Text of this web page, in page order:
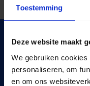
Toestemming
Deze website maakt
We gebruiken
personaliseren, om
en om ons
VUL JE
Vul hieronder je
stappen weet je of